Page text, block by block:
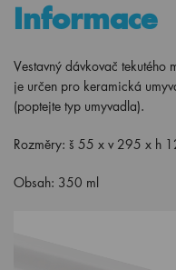
Informace
Vestavný dávkovač tekutého
je určen pro keramická
(poptejte typ umyvadla).
Rozměry: š 55 x v 295 x h
Obsah: 350 ml